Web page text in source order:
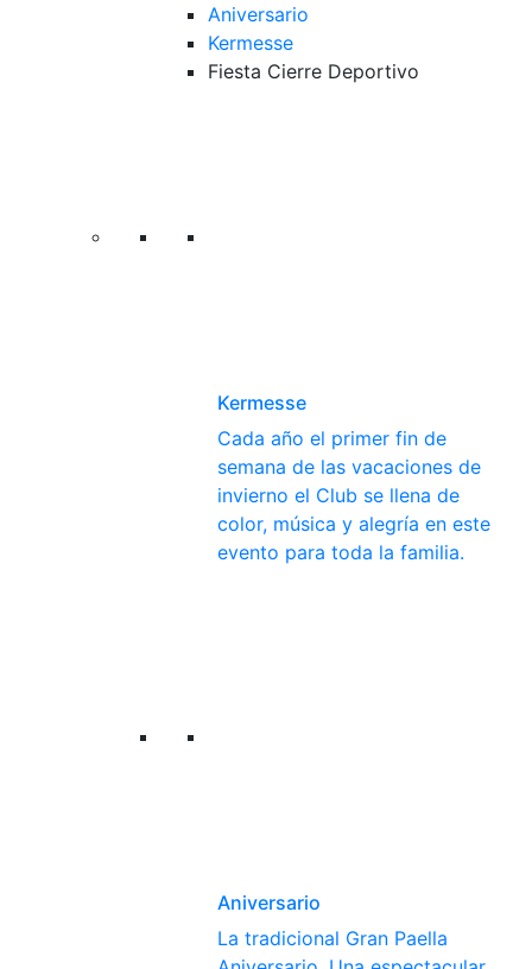
Aniversario
Kermesse
Fiesta Cierre Deportivo
Kermesse
Cada año el primer fin de
semana de las vacaciones de
invierno el Club se llena de
color, música y alegría en este
evento para toda la familia.
Aniversario
La tradicional Gran Paella